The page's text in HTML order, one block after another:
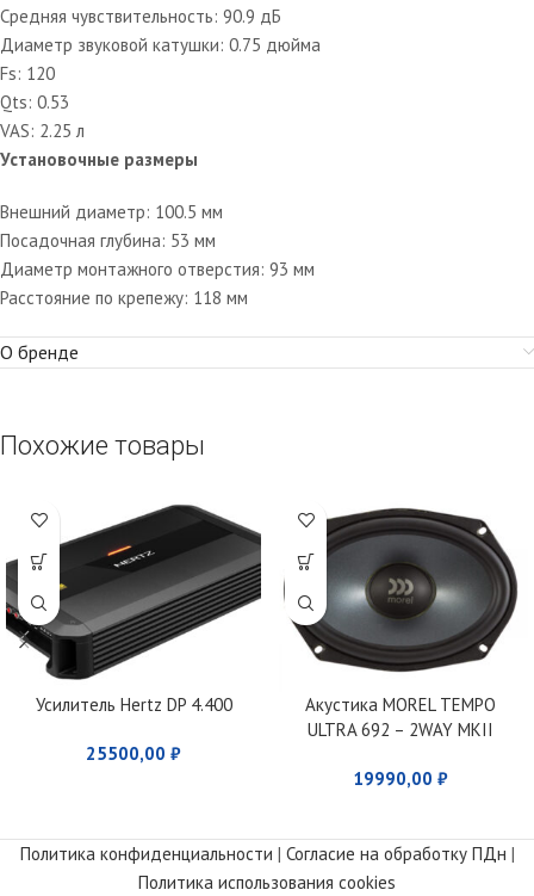
Средняя чувствительность: 90.9 дБ
Диаметр звуковой катушки: 0.75 дюйма
Fs: 120
Qts: 0.53
VAS: 2.25 л
Установочные размеры
Внешний диаметр: 100.5 мм
Посадочная глубина: 53 мм
Диаметр монтажного отверстия: 93 мм
Расстояние по крепежу: 118 мм
О бренде
Похожие товары
Усилитель Hertz DP 4.400
25500,00 ₽
Акустика MOREL TEMPO
ULTRA 692 – 2WAY MKII
19990,00 ₽
Политика конфиденциальности | Согласие на обработку ПДн |
Политика использования cookies